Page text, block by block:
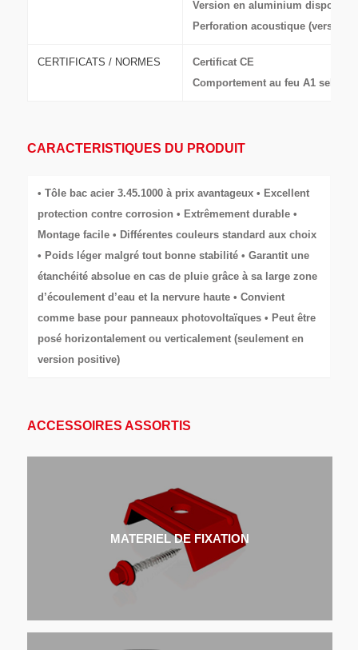
Version en aluminium disponible
Perforation acoustique (version
CERTIFICATS / NORMES
Certificat CE
Comportement au feu A1 selon
CARACTERISTIQUES DU PRODUIT
• Tôle bac acier 3.45.1000 à prix avantageux • Excellent
protection contre corrosion • Extrêmement durable •
Montage facile • Différentes couleurs standard aux choix
• Poids léger malgré tout bonne stabilité • Garantit une
étanchéité absolue en cas de pluie grâce à sa large zone
d’écoulement d’eau et la nervure haute • Convient
comme base pour panneaux photovoltaïques • Peut être
posé horizontalement ou verticalement (seulement en
version positive)
ACCESSOIRES ASSORTIS
MATERIEL DE FIXATION